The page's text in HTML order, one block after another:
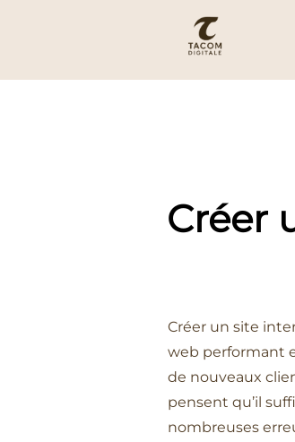
Créer
Créer un site
web performant
de nouveaux
pensent qu’il
nombreuses